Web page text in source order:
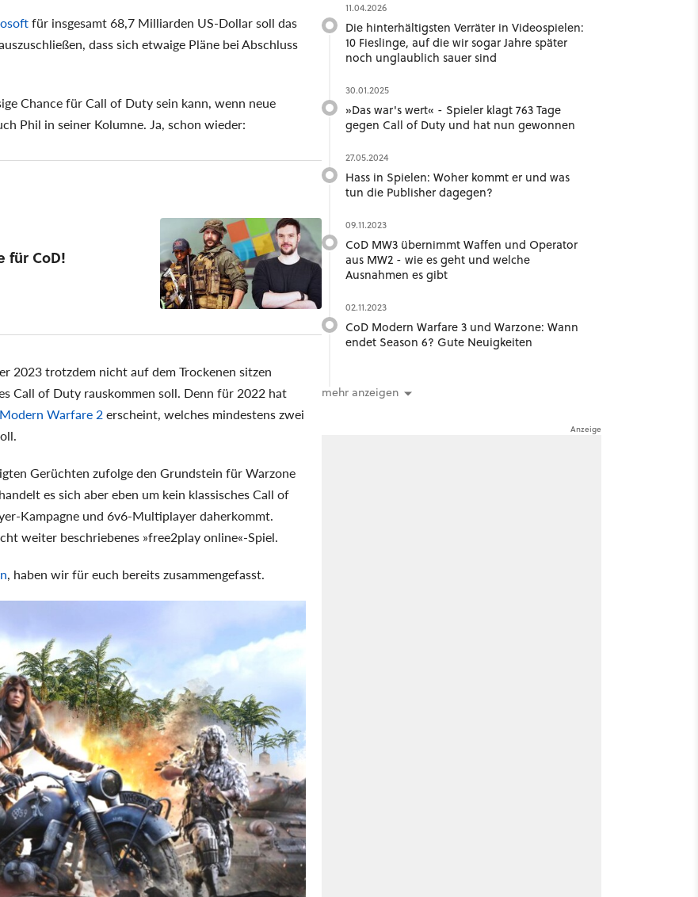
für insgesamt 68,7 Milliarden US-Dollar soll das
dass sich etwaige Pläne bei Abschluss
Chance für Call of Duty sein kann, wenn neue
Phil in seiner Kolumne. Ja, schon wieder:
für CoD!
2023 trotzdem nicht auf dem Trockenen sitzen
Call of Duty rauskommen soll. Denn für 2022 hat
Warfare 2erscheint, welches mindestens zwei
Gerüchten zufolge den Grundstein für Warzone
es sich aber eben um kein klassisches Call of
Kampagne und 6v6-Multiplayer daherkommt.
weiter beschriebenes free2play online -Spiel.
, haben wir für euch bereits zusammengefasst.
11.04.2026
Die hinterhältigsten Verräter in Videospielen:
10 Fieslinge, auf die wir sogar Jahre später
noch unglaublich sauer sind
30.01.2025
»Das war's wert« - Spieler klagt 763 Tage
gegen Call of Duty und hat nun gewonnen
27.05.2024
Hass in Spielen: Woher kommt er und was
tun die Publisher dagegen?
09.11.2023
CoD MW3 übernimmt Waffen und Operator
aus MW2 - wie es geht und welche
Ausnahmen es gibt
02.11.2023
CoD Modern Warfare 3 und Warzone: Wann
endet Season 6? Gute Neuigkeiten
mehr anzeigen